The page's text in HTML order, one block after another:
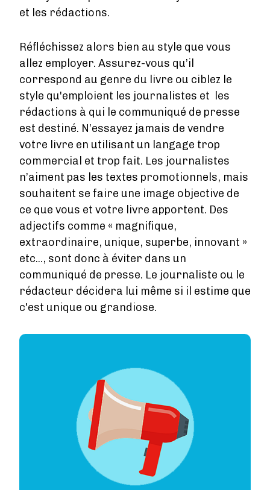
et les rédactions.
Réfléchissez alors bien au style que vous
allez employer. Assurez-vous qu’il
correspond au genre du livre ou ciblez le
style qu'emploient les journalistes et les
rédactions à qui le communiqué de presse
est destiné. N’essayez jamais de vendre
votre livre en utilisant un langage trop
commercial et trop fait. Les journalistes
n’aiment pas les textes promotionnels, mais
souhaitent se faire une image objective de
ce que vous et votre livre apportent. Des
adjectifs comme « magnifique,
extraordinaire, unique, superbe, innovant »
etc..., sont donc à éviter dans un
communiqué de presse. Le journaliste ou le
rédacteur décidera lui même si il estime que
c'est unique ou grandiose.
Image